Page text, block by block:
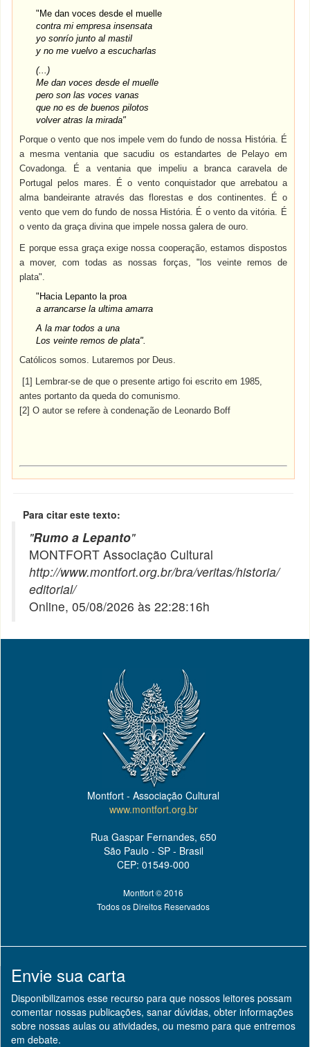
"Me dan voces desde el muelle
contra mi empresa insensata
yo sonrío junto al mastil
y no me vuelvo a escucharlas
(...)
Me dan voces desde el muelle
pero son las voces vanas
que no es de buenos pilotos
volver atras la mirada"
Porque o vento que nos impele vem do fundo de nossa História. É
a mesma ventania que sacudiu os estandartes de Pelayo em
Covadonga. É a ventania que impeliu a branca caravela de
Portugal pelos mares. É o vento conquistador que arrebatou a
alma bandeirante através das florestas e dos continentes. É o
vento que vem do fundo de nossa História. É o vento da vitória. É
o vento da graça divina que impele nossa galera de ouro.
E porque essa graça exige nossa cooperação, estamos dispostos
a mover, com todas as nossas forças, "los veinte remos de
plata".
"Hacia Lepanto la proa
a arrancarse la ultima amarra
A la mar todos a una
Los veinte remos de plata".
Católicos somos. Lutaremos por Deus.
[1] Lembrar-se de que o presente artigo foi escrito em 1985,
antes portanto da queda do comunismo.
[2] O autor se refere à condenação de Leonardo Boff
Para citar este texto:
"Rumo a Lepanto"
MONTFORT Associação Cultural
http://www.montfort.org.br/bra/veritas/historia/
editorial/
Online, 05/08/2026 às 22:28:16h
Montfort - Associação Cultural
www.montfort.org.br
Rua Gaspar Fernandes, 650
São Paulo - SP - Brasil
CEP: 01549-000
Montfort © 2016
Todos os Direitos Reservados
Envie sua carta
Disponibilizamos esse recurso para que nossos leitores possam
comentar nossas publicações, sanar dúvidas, obter informações
sobre nossas aulas ou atividades, ou mesmo para que entremos
em debate.